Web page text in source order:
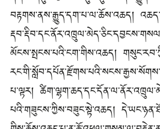
བརྟགས་ནས་རྒྱུད་དག་པ་ལ་ཆོས་འཆད།
མོངས་སྤངས་པའི་ངག་གིས་འཆད།
པ་ལྟར།
པའི་གཟུངས་ཀྱིས་བཟུང་སྟེ་འཆད།